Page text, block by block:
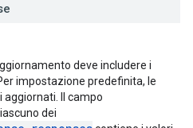
deve includere i
impostazione predefinita, le
aggiornati. Il campo
dei